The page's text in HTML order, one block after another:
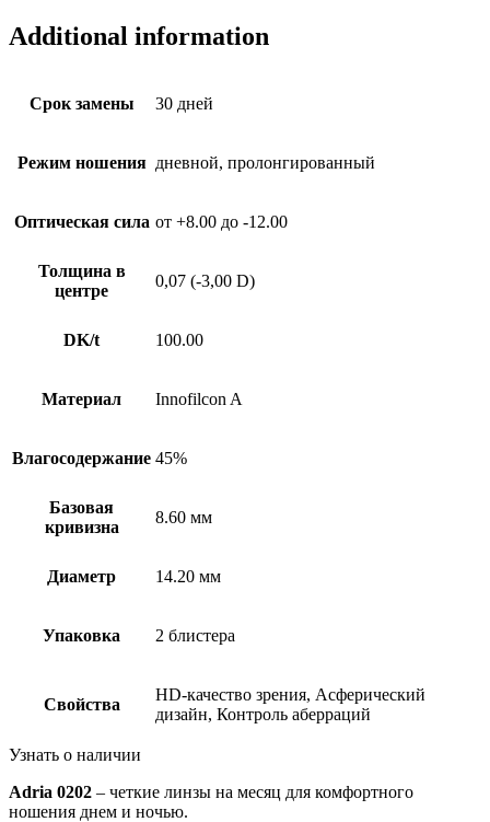
Additional information
Срок замены 30 дней
Режим ношения дневной, пролонгированный
Оптическая сила от +8.00 до -12.00
Толщина в
центре
0,07 (-3,00 D)
DK/t 100.00
Материал Innofilcon A
Влагосодержание 45%
Базовая
кривизна
8.60 мм
Диаметр 14.20 мм
Упаковка 2 блистера
Свойства
HD-качество зрения, Асферический
дизайн, Контроль аберраций
Узнать о наличии
Adria 0202 – четкие линзы на месяц для комфортного
ношения днем и ночью.